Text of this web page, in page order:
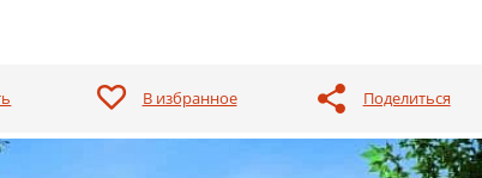
В избранное Поделиться